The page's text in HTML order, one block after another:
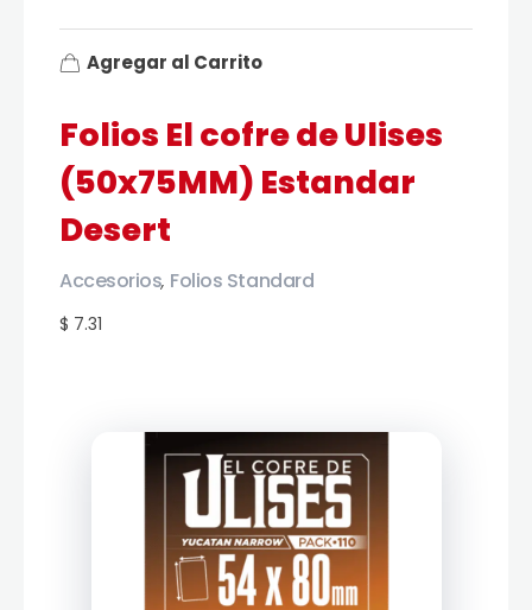
Folios El cofre de Ulises
(50x75MM) Estandar
Desert
$ 7.31
Accesorios, Folios Standard
Agregar al Carrito